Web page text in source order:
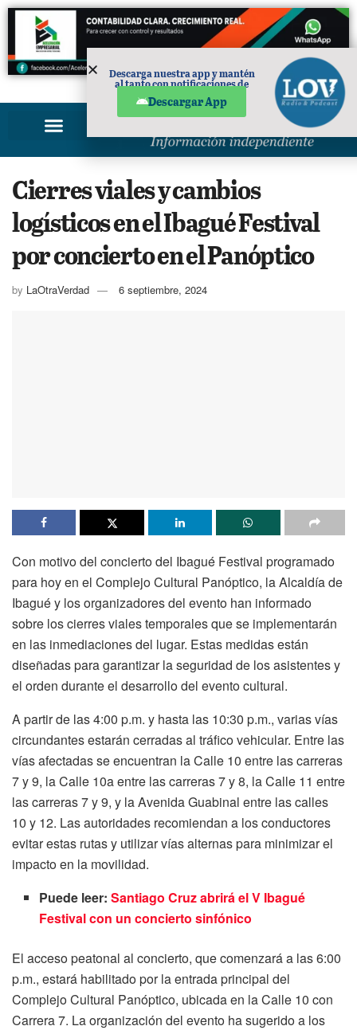
PUBLICIDAD
Cierres viales y cambios
logísticos en el Ibagué Festival
por concierto en el Panóptico
by LaOtraVerdad 6 septiembre, 2024
Con motivo del concierto del Ibagué Festival programado
para hoy en el Complejo Cultural Panóptico, la Alcaldía de
Ibagué y los organizadores del evento han informado
sobre los cierres viales temporales que se implementarán
en las inmediaciones del lugar. Estas medidas están
diseñadas para garantizar la seguridad de los asistentes y
el orden durante el desarrollo del evento cultural.
A partir de las 4:00 p.m. y hasta las 10:30 p.m., varias vías
circundantes estarán cerradas al tráfico vehicular. Entre las
vías afectadas se encuentran la Calle 10 entre las carreras
7 y 9, la Calle 10a entre las carreras 7 y 8, la Calle 11 entre
las carreras 7 y 9, y la Avenida Guabinal entre las calles
10 y 12. Las autoridades recomiendan a los conductores
evitar estas rutas y utilizar vías alternas para minimizar el
impacto en la movilidad.
Puede leer:Santiago Cruz abrirá el V Ibagué
Festival con un concierto sinfónico
El acceso peatonal al concierto, que comenzará a las 6:00
p.m., estará habilitado por la entrada principal del
Complejo Cultural Panóptico, ubicada en la Calle 10 con
Carrera 7. La organización del evento ha sugerido a los
Descarga nuestra app y mantén
al tanto con notificaciones de
Descargar App